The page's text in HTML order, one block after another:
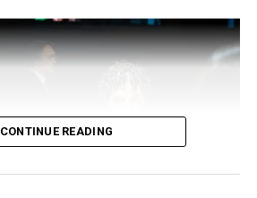
CONTINUE READING